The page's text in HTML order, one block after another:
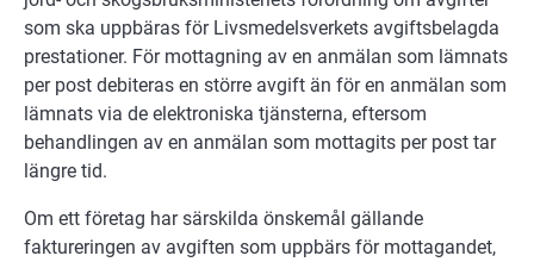
som ska uppbäras för Livsmedelsverkets avgiftsbelagda
prestationer. För mottagning av en anmälan som lämnats
per post debiteras en större avgift än för en anmälan som
lämnats via de elektroniska tjänsterna, eftersom
behandlingen av en anmälan som mottagits per post tar
längre tid.
Om ett företag har särskilda önskemål gällande
faktureringen av avgiften som uppbärs för mottagandet,